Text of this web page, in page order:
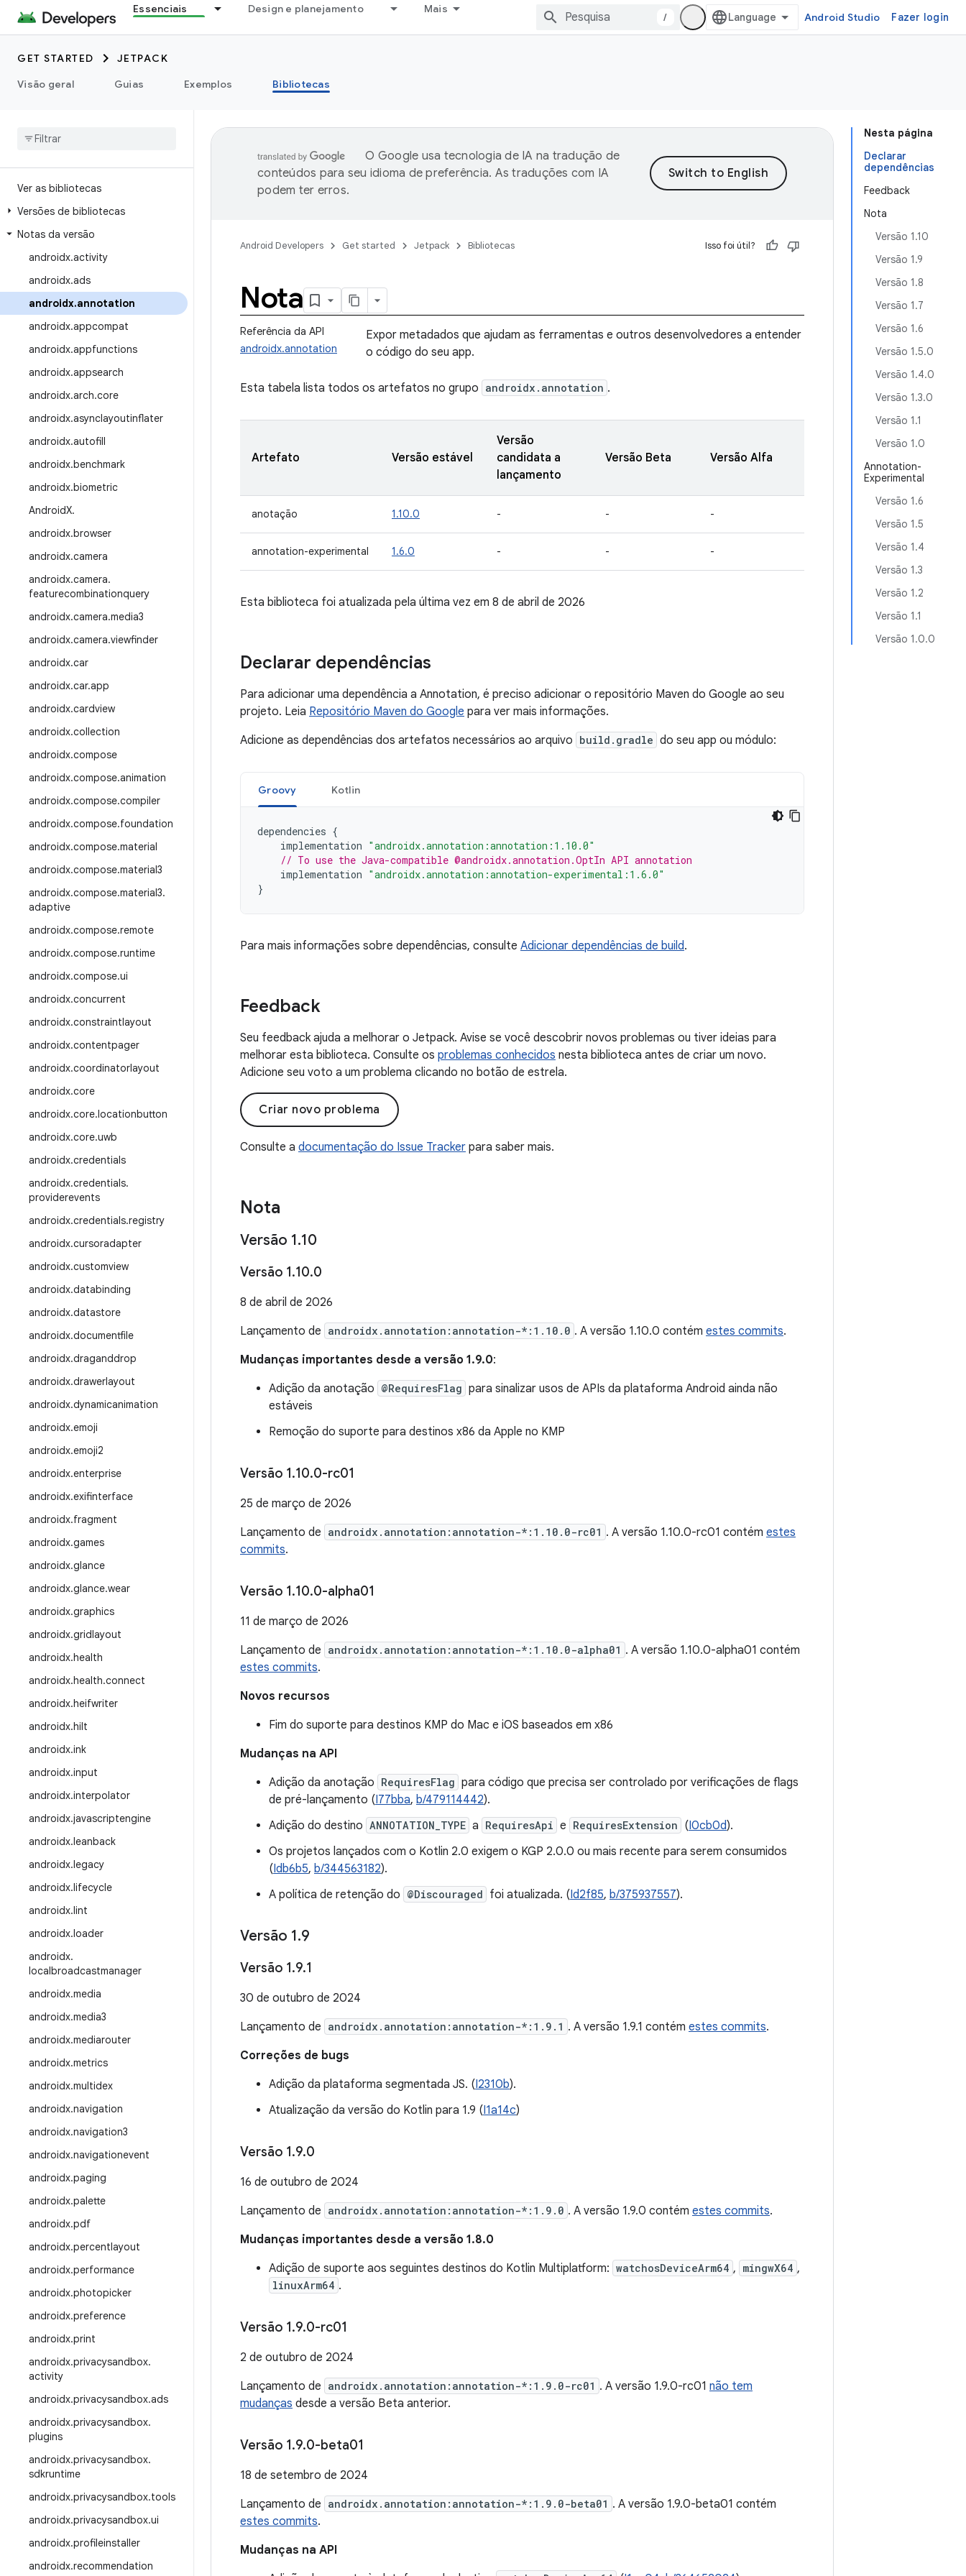
Essenciais Design e planejamento Mais
/ Android Studio Fazer login
GET STARTED
JETPACK
Visão geral
Guias Exemplos Bibliotecas
Ver as bibliotecas
Versões de bibliotecas
Notas da versão
androidx.activity
androidx.ads
androidx.annotation
androidx.appcompat
androidx.appfunctions
androidx.appsearch
androidx.arch.core
androidx.asynclayoutinflater
androidx.autofill
androidx.benchmark
androidx.biometric
AndroidX.
androidx.browser
androidx.camera
androidx.camera.
featurecombinationquery
androidx.camera.media3
androidx.camera.viewfinder
androidx.car
androidx.car.app
androidx.cardview
androidx.collection
androidx.compose
androidx.compose.animation
androidx.compose.compiler
androidx.compose.foundation
androidx.compose.material
androidx.compose.material3
androidx.compose.material3.
adaptive
androidx.compose.remote
androidx.compose.runtime
androidx.compose.ui
androidx.concurrent
androidx.constraintlayout
androidx.contentpager
androidx.coordinatorlayout
androidx.core
androidx.core.locationbutton
androidx.core.uwb
androidx.credentials
androidx.credentials.
providerevents
androidx.credentials.registry
androidx.cursoradapter
androidx.customview
androidx.databinding
androidx.datastore
androidx.documentfile
androidx.draganddrop
androidx.drawerlayout
androidx.dynamicanimation
androidx.emoji
androidx.emoji2
androidx.enterprise
androidx.exifinterface
androidx.fragment
androidx.games
androidx.glance
androidx.glance.wear
androidx.graphics
androidx.gridlayout
androidx.health
androidx.health.connect
androidx.heifwriter
androidx.hilt
androidx.ink
androidx.input
androidx.interpolator
androidx.javascriptengine
androidx.leanback
androidx.legacy
androidx.lifecycle
androidx.lint
androidx.loader
androidx.
localbroadcastmanager
androidx.media
androidx.media3
androidx.mediarouter
androidx.metrics
androidx.multidex
androidx.navigation
androidx.navigation3
androidx.navigationevent
androidx.paging
androidx.palette
androidx.pdf
androidx.percentlayout
androidx.performance
androidx.photopicker
androidx.preference
androidx.print
androidx.privacysandbox.
activity
androidx.privacysandbox.ads
androidx.privacysandbox.
plugins
androidx.privacysandbox.
sdkruntime
androidx.privacysandbox.tools
androidx.privacysandbox.ui
androidx.profileinstaller
androidx.recommendation
Nesta página
Declarar
dependências
Feedback
Nota
Versão 1.10
Versão 1.9
Versão 1.8
Versão 1.7
Versão 1.6
Versão 1.5.0
Versão 1.4.0
Versão 1.3.0
Versão 1.1
Versão 1.0
Annotation-
Experimental
Versão 1.6
Versão 1.5
Versão 1.4
Versão 1.3
Versão 1.2
Versão 1.1
Versão 1.0.0
O Google usa tecnologia de IA na tradução de
conteúdos para seu idioma de preferência. As traduções com IA
podem ter erros.
Android Developers Get started Jetpack Bibliotecas Isso foi útil?
Nota
Referência da API
androidx.annotation
Expor metadados que ajudam as ferramentas e outros desenvolvedores a entender
o código do seu app.
Esta tabela lista todos os artefatos no grupo androidx.annotation .
Artefato Versão estável
Versão
candidata a
lançamento
Versão Beta Versão Alfa
anotação 1.10.0 - - -
annotation-experimental 1.6.0 - - -
Esta biblioteca foi atualizada pela última vez em 8 de abril de 2026
Declarar dependências
Para adicionar uma dependência a Annotation, é preciso adicionar o repositório Maven do Google ao seu
projeto. Leia Repositório Maven do Google para ver mais informações.
Adicione as dependências dos artefatos necessários ao arquivo build.gradle do seu app ou módulo:
Groovy Kotlin
dependencies {
implementation "androidx.annotation:annotation:1.10.0"
// To use the Java-compatible @androidx.annotation.OptIn API annotation
implementation "androidx.annotation:annotation-experimental:1.6.0"
}
Para mais informações sobre dependências, consulte Adicionar dependências de build.
Feedback
Seu feedback ajuda a melhorar o Jetpack. Avise se você descobrir novos problemas ou tiver ideias para
melhorar esta biblioteca. Consulte os problemas conhecidos nesta biblioteca antes de criar um novo.
Adicione seu voto a um problema clicando no botão de estrela.
Criar novo problema
Consulte a documentação do Issue Tracker para saber mais.
Nota
Versão 1.10
Versão 1.10.0
8 de abril de 2026
Lançamento de androidx.annotation:annotation-*:1.10.0 . A versão 1.10.0 contém estes commits.
Mudanças importantes desde a versão 1.9.0:
Adição da anotação @RequiresFlag para sinalizar usos de APIs da plataforma Android ainda não
estáveis
Remoção do suporte para destinos x86 da Apple no KMP
Versão 1.10.0-rc01
25 de março de 2026
Lançamento de androidx.annotation:annotation-*:1.10.0-rc01 . A versão 1.10.0-rc01 contém estes
commits.
Versão 1.10.0-alpha01
11 de março de 2026
Lançamento de androidx.annotation:annotation-*:1.10.0-alpha01 . A versão 1.10.0-alpha01 contém
estes commits.
Novos recursos
Fim do suporte para destinos KMP do Mac e iOS baseados em x86
Mudanças na API
Adição da anotação RequiresFlag para código que precisa ser controlado por verificações de flags
de pré-lançamento (I77bba, b/479114442).
Adição do destino ANNOTATION_TYPE a RequiresApi e RequiresExtension (I0cb0d).
Os projetos lançados com o Kotlin 2.0 exigem o KGP 2.0.0 ou mais recente para serem consumidos
(Idb6b5, b/344563182).
A política de retenção do @Discouraged foi atualizada. (Id2f85, b/375937557).
Versão 1.9
Versão 1.9.1
30 de outubro de 2024
Lançamento de androidx.annotation:annotation-*:1.9.1 . A versão 1.9.1 contém estes commits.
Correções de bugs
Adição da plataforma segmentada JS. (I2310b).
Atualização da versão do Kotlin para 1.9 (I1a14c)
Versão 1.9.0
16 de outubro de 2024
Lançamento de androidx.annotation:annotation-*:1.9.0 . A versão 1.9.0 contém estes commits.
Mudanças importantes desde a versão 1.8.0
Adição de suporte aos seguintes destinos do Kotlin Multiplatform: watchosDeviceArm64 , mingwX64 ,
linuxArm64 .
Versão 1.9.0-rc01
2 de outubro de 2024
Lançamento de androidx.annotation:annotation-*:1.9.0-rc01 . A versão 1.9.0-rc01 não tem
mudanças desde a versão Beta anterior.
Versão 1.9.0-beta01
18 de setembro de 2024
Lançamento de androidx.annotation:annotation-*:1.9.0-beta01 . A versão 1.9.0-beta01 contém
estes commits.
Mudanças na API